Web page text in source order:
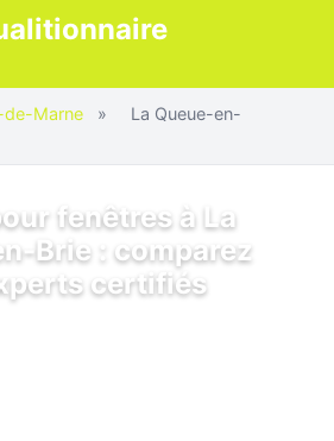
de-Marne »
La Queue-en-
fenêtres à La
Brie : comparez
certifiés